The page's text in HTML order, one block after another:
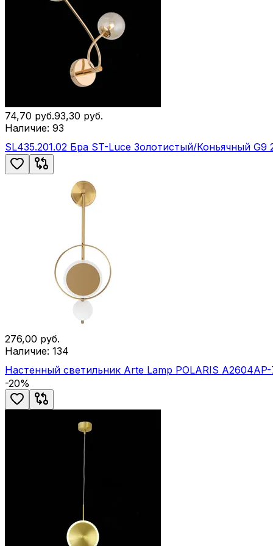
74,70 руб.93,30 руб.
Наличие: 93
SL435.201.02 Бра ST-Luce Золотистый/Коньячный G9
276,00 руб.
Наличие: 134
Настенный светильник Arte Lamp POLARIS A2604AP-
-20%